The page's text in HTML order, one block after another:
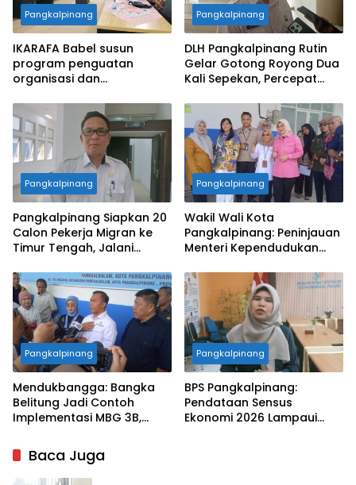
Pangkalpinang
IKARAFA Babel susun
program penguatan
organisasi dan
Pangkalpinang
DLH Pangkalpinang Rutin
Gelar Gotong Royong Dua
Kali Sepekan, Percepat
Pangkalpinang
Pangkalpinang Siapkan 20
Calon Pekerja Migran ke
Timur Tengah, Jalani
Pangkalpinang
Wakil Wali Kota
Pangkalpinang: Peninjauan
Menteri Kependudukan
Standar Layanan MBG
Pangkalpinang
Mendukbangga: Bangka
Belitung Jadi Contoh
Implementasi MBG 3B,
Balita Terlayani
Pangkalpinang
BPS Pangkalpinang:
Pendataan Sensus
Ekonomi 2026 Lampaui
Baca Juga